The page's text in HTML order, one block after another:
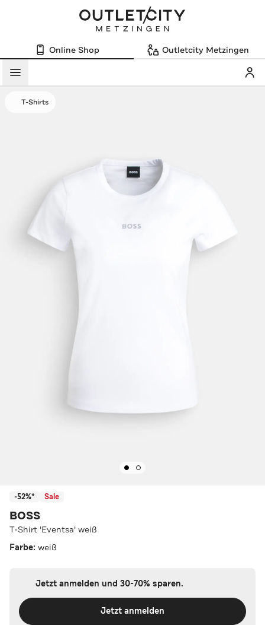
Online Shop Outletcity Metzingen
Menü
T-Shirts
-52%* Sale
BOSS
T-Shirt 'Eventsa' weiß
Farbe: weiß
Jetzt anmelden und 30-70% sparen.
Jetzt anmelden